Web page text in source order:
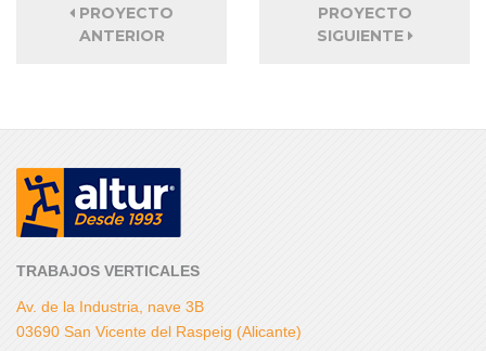
PROYECTO
ANTERIOR
PROYECTO
SIGUIENTE
TRABAJOS VERTICALES
Av. de la Industria, nave 3B
03690 San Vicente del Raspeig (Alicante)